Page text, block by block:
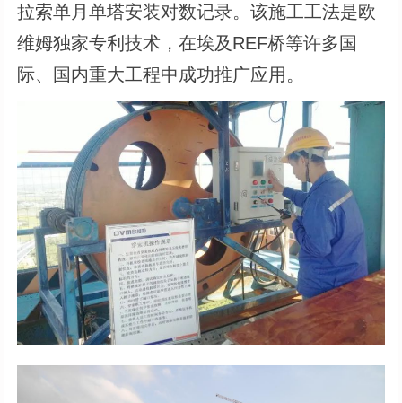
拉索单月单塔安装对数记录。该施工工法是欧
维姆独家专利技术，在埃及REF桥等许多国
际、国内重大工程中成功推广应用。